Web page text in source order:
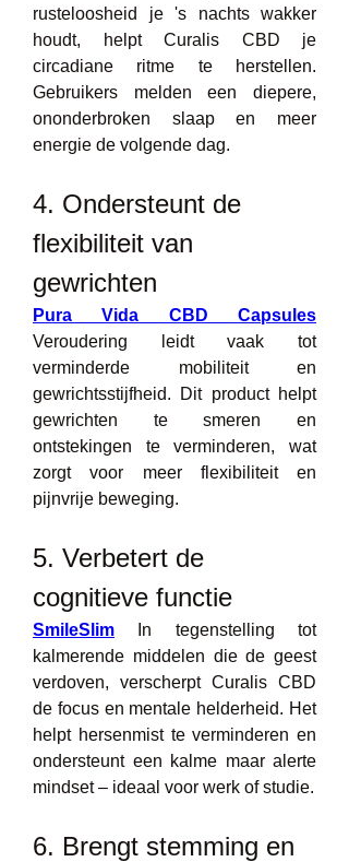
rusteloosheid je 's nachts wakker
houdt, helpt Curalis CBD je
circadiane ritme te herstellen.
Gebruikers melden een diepere,
ononderbroken slaap en meer
energie de volgende dag.
4. Ondersteunt de
flexibiliteit van
gewrichten
Pura Vida CBD Capsules
Veroudering leidt vaak tot
verminderde mobiliteit en
gewrichtsstijfheid. Dit product helpt
gewrichten te smeren en
ontstekingen te verminderen, wat
zorgt voor meer flexibiliteit en
pijnvrije beweging.
5. Verbetert de
cognitieve functie
SmileSlim In tegenstelling tot
kalmerende middelen die de geest
verdoven, verscherpt Curalis CBD
de focus en mentale helderheid. Het
helpt hersenmist te verminderen en
ondersteunt een kalme maar alerte
mindset – ideaal voor werk of studie.
6. Brengt stemming en